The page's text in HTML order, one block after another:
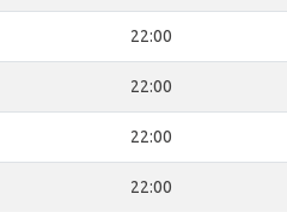
22:00
22:00
22:00
22:00